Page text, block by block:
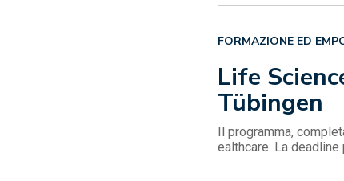
Life
Tübingen
FORMAZIONE ED
Il programma,
ealthcare. La